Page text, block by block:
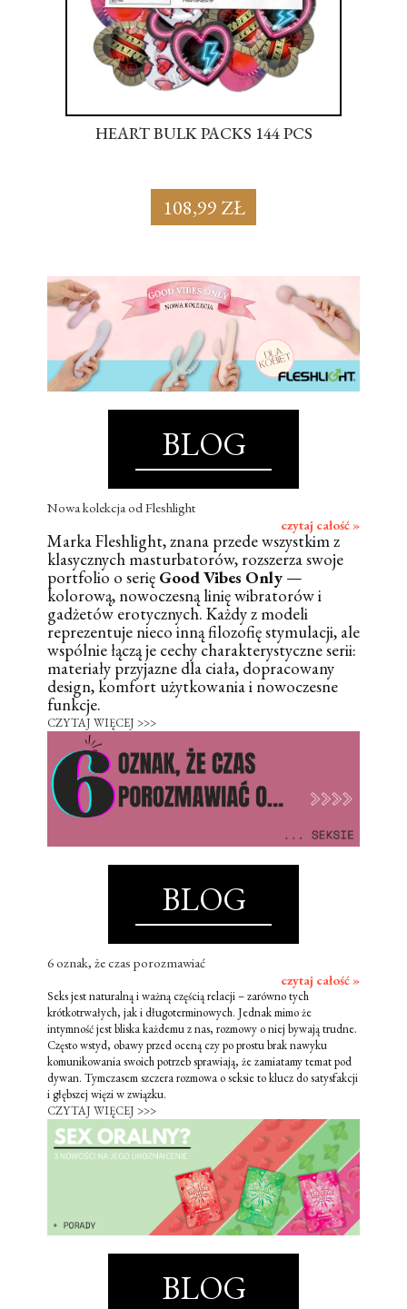
HEART BULK PACKS 144 PCS
108,99 ZŁ
BLOG
Nowa kolekcja od Fleshlight
czytaj całość »
Marka Fleshlight, znana przede wszystkim z
klasycznych masturbatorów, rozszerza swoje
portfolio o serię Good Vibes Only —
kolorową, nowoczesną linię wibratorów i
gadżetów erotycznych. Każdy z modeli
reprezentuje nieco inną filozofię stymulacji, ale
wspólnie łączą je cechy charakterystyczne serii:
materiały przyjazne dla ciała, dopracowany
design, komfort użytkowania i nowoczesne
funkcje.
CZYTAJ WIĘCEJ >>>
BLOG
6 oznak, że czas porozmawiać
czytaj całość »
Seks jest naturalną i ważną częścią relacji – zarówno tych
krótkotrwałych, jak i długoterminowych. Jednak mimo że
intymność jest bliska każdemu z nas, rozmowy o niej bywają trudne.
Często wstyd, obawy przed oceną czy po prostu brak nawyku
komunikowania swoich potrzeb sprawiają, że zamiatamy temat pod
dywan. Tymczasem szczera rozmowa o seksie to klucz do satysfakcji
i głębszej więzi w związku.
CZYTAJ WIĘCEJ >>>
BLOG